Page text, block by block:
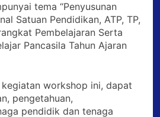
tema “Penyusunan
Satuan Pendidikan, ATP, TP,
Pembelajaran Serta
Pancasila Tahun Ajaran
workshop ini, dapat
pengetahuan,
pendidik dan tenaga